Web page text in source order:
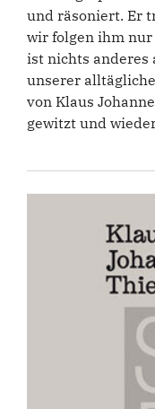
und räsoniert. Er
wir folgen ihm nur
ist nichts anderes
unserer
von Klaus
gewitzt und